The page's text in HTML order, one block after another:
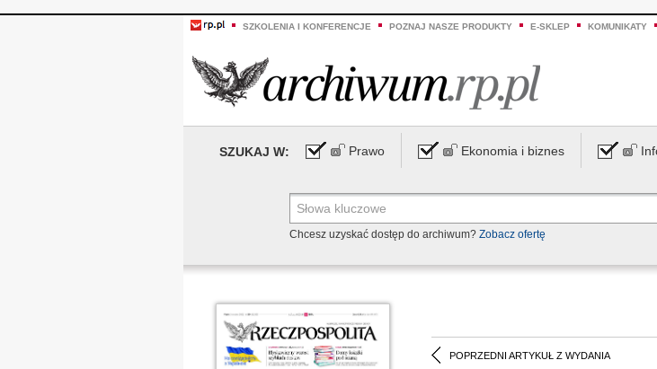
SZKOLENIA I KONFERENCJE POZNAJ NASZE PRODUKTY E-SKLEP KOMUNIKATY
SZUKAJ W: Prawo Ekonomia i biznes
Chcesz uzyskać dostęp do archiwum? Zobacz ofertę
POPRZEDNI ARTYKUŁ Z WYDANIA